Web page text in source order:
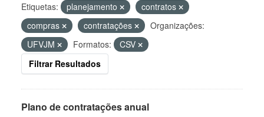
Etiquetas: planejamento
contratos
compras
contratações
Organizações:
UFVJM
Formatos:
CSV
Filtrar Resultados
Plano de contratações anual